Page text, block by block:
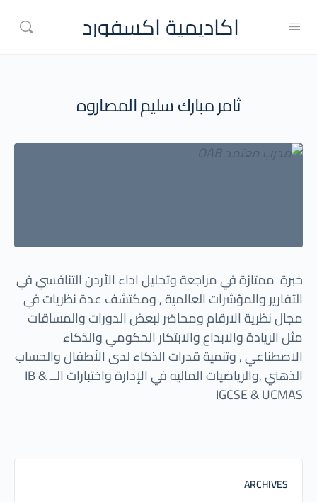
اكاديمية اكسفورد
ثامر مبارك سليم المصاروه
خبرة ممتازة في مراجعة وتحليل اداء الأردن التنافسي في
التقارير والمؤشرات العالمية , ومكتشف عدة نظريات في
مجال نظرية الارقام ومحاضر لبعض الدورات والمساقات
مثل الريادة والابداع والابتكار الحكومي والذكاء
الاصطناعي , وتنمية قدرات الذكاء لدى الأطفال والحساب
الذهني ,والرياضيات الماليه في الإدارة واختبارات الــ IB &
IGCSE & UCMAS
ARCHIVES